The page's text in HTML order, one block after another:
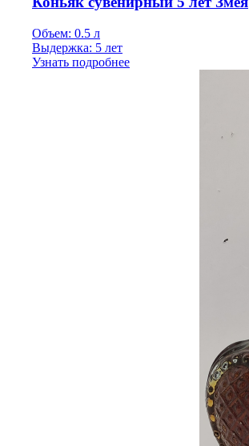
Объем: 0.5 л
Выдержка: 5 лет
Узнать подробнее